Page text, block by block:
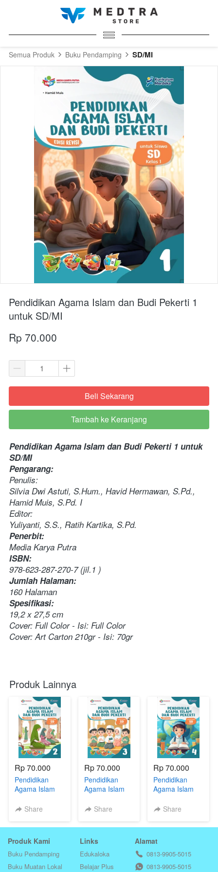
Semua Produk Buku Pendamping SD/MI
Pendidikan Agama Islam dan Budi Pekerti 1
untuk SD/MI
Rp 70.000
`Beli Sekarang
`
Tambah ke Keranjang
Pendidikan Agama Islam dan Budi Pekerti 1 untuk
SD/MI
Pengarang:
Penulis:
Silvia Dwi Astuti, S.Hum., Havid Hermawan, S.Pd.,
Hamid Muis, S.Pd. I
Editor:
Yuliyanti, S.S., Ratih Kartika, S.Pd.
Penerbit:
Media Karya Putra
ISBN:
978-623-287-270-7 (jil.1 )
Jumlah Halaman:
160 Halaman
Spesifikasi:
19,2 x 27,5 cm
Cover: Full Color - Isi: Full Color
Cover: Art Carton 210gr - Isi: 70gr
Produk Lainnya
Rp 70.000
Pendidikan
Agama Islam
Pekerti 2 untuk
Share
Rp 70.000
Pendidikan
Agama Islam
Pekerti 3 untuk
Share
Rp 70.000
Pendidikan
Agama Islam
Pekerti 4 untuk
Share
Produk Kami
Buku Pendamping
Buku Muatan Lokal
Links
Edukaloka
Belajar Plus
Alamat
0813-9905-5015
0813-9905-5015